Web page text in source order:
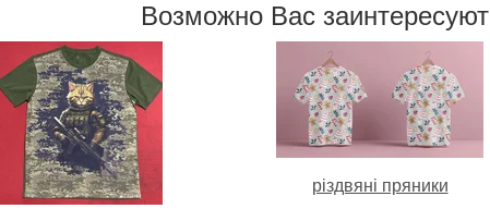
Возможно Ваc заинтересуют
різдвяні пряники